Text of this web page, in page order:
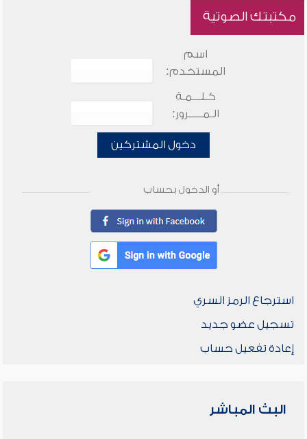
مكتبتك الصوتية
اسم
المستخدم:
كـلـــمـة
الـمـــــرور:
دخول المشتركين
أو الدخول بحساب
استرجاع الرمز السري
تسجيل عضو جديد
إعادة تفعيل حساب
البث المباشر